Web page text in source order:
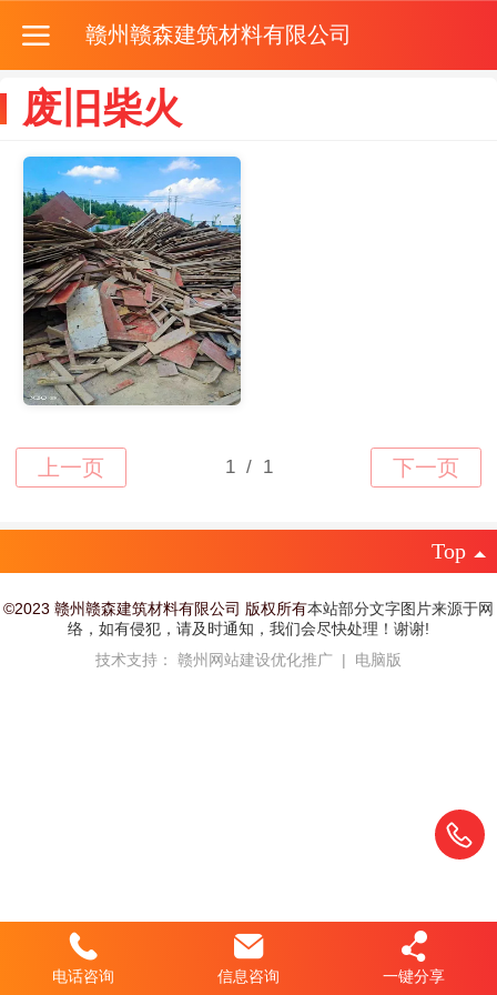
赣州赣森建筑材料有限公司
废旧柴火
Top
©2023 赣州赣森建筑材料有限公司 版权所有本站部分文字图片来源于网
络，如有侵犯，请及时通知，我们会尽快处理！谢谢!
技术支持： 赣州网站建设优化推广 | 电脑版
电话咨询 信息咨询 一键分享